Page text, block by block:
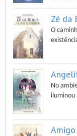
Zé da
O
No
iluminou